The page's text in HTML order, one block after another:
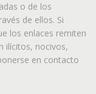
o de los
de ellos. Si
los enlaces remiten
ilícitos, nocivos,
en contacto